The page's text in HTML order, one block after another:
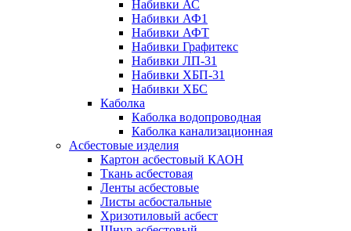
Набивки АС
Набивки АФ1
Набивки АФТ
Набивки Графитекс
Набивки ЛП-31
Набивки ХБП-31
Набивки ХБС
Каболка
Каболка водопроводная
Каболка канализационная
Асбестовые изделия
Картон асбестовый КАОН
Ткань асбестовая
Ленты асбестовые
Листы асбостальные
Хризотиловый асбеcт